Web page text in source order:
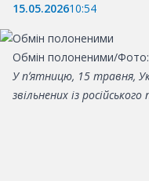
15.05.202610:54
Обмін полоненими/
У пʼятницю, 15 травня,
звільнених із російського